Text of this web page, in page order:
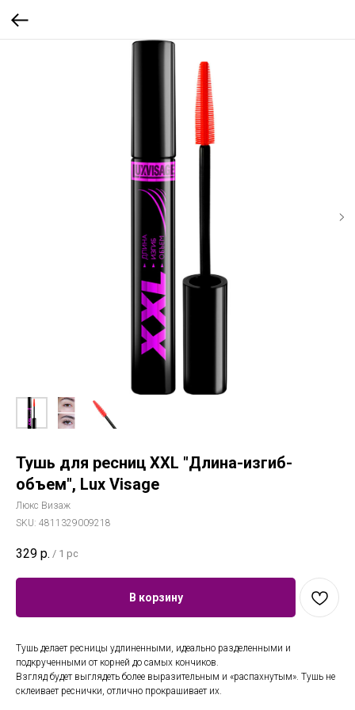
Тушь для ресниц XXL "Длина-изгиб-
объем", Lux Visage
Люкс Визаж
SKU: 4811329009218
329 р. / 1 pc
В корзину
Тушь делает ресницы удлиненными, идеально разделенными и
подкрученными от корней до самых кончиков.
Взгляд будет выглядеть более выразительным и «распахнутым». Тушь не
склеивает реснички, отлично прокрашивает их.